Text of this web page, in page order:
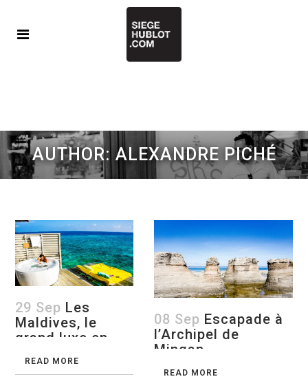
AUTHOR: ALEXANDRE PICHÉ
29 Sep Les
Maldives, le
grand luxe en
Indien
READ MORE
08 Sep Escapade à
l’Archipel de
Mingan
READ MORE